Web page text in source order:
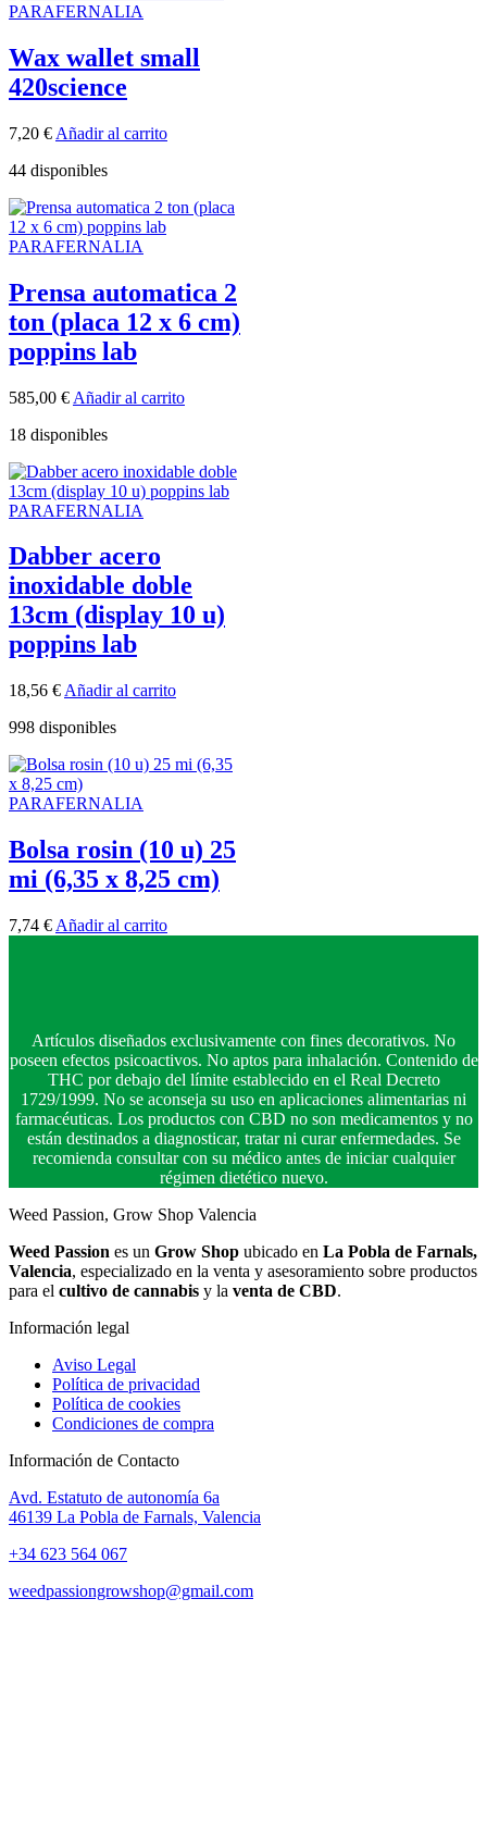
PARAFERNALIA
Wax wallet small
420science
7,20 € Añadir al carrito
44 disponibles
PARAFERNALIA
Prensa automatica 2
ton (placa 12 x 6 cm)
poppins lab
585,00 € Añadir al carrito
18 disponibles
PARAFERNALIA
Dabber acero
inoxidable doble
13cm (display 10 u)
poppins lab
18,56 € Añadir al carrito
998 disponibles
PARAFERNALIA
Bolsa rosin (10 u) 25
mi (6,35 x 8,25 cm)
7,74 € Añadir al carrito
Artículos diseñados exclusivamente con fines decorativos. No
poseen efectos psicoactivos. No aptos para inhalación. Contenido de
THC por debajo del límite establecido en el Real Decreto
1729/1999. No se aconseja su uso en aplicaciones alimentarias ni
farmacéuticas. Los productos con CBD no son medicamentos y no
están destinados a diagnosticar, tratar ni curar enfermedades. Se
recomienda consultar con su médico antes de iniciar cualquier
régimen dietético nuevo.
Weed Passion, Grow Shop Valencia
Weed Passion es un Grow Shop ubicado en La Pobla de Farnals,
Valencia, especializado en la venta y asesoramiento sobre productos
para el cultivo de cannabis y la venta de CBD.
Información legal
Aviso Legal
Política de privacidad
Política de cookies
Condiciones de compra
Información de Contacto
Avd. Estatuto de autonomía 6a
46139 La Pobla de Farnals, Valencia
+34 623 564 067
weedpassiongrowshop@gmail.com